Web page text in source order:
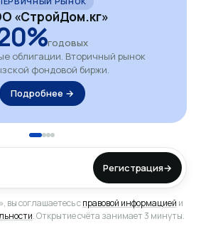
«СтройДом.кг»
годовых
облигации. Вторичный рынок
фондовой биржи.
Подробнее →
Регистрация→
вы соглашаетесь справовой информацией и
. Открытие счёта занимает 3 минуты.